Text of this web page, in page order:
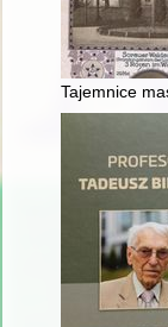
Tajemnice